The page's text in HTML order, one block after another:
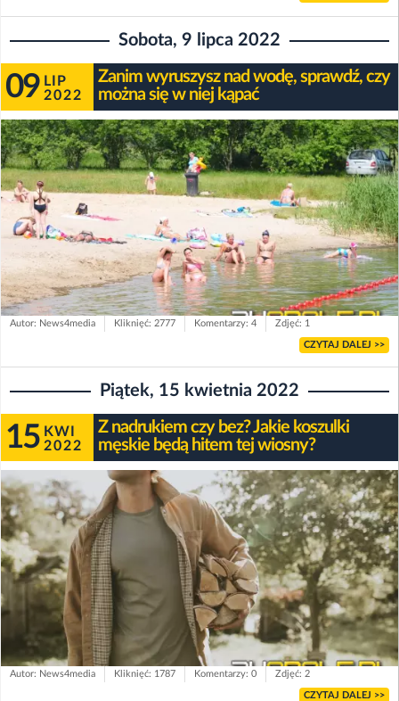
Sobota, 9 lipca 2022
09 LIP
2022
Zanim wyruszysz nad wodę, sprawdź, czy
można się w niej kąpać
Autor: News4media Kliknięć: 2777 Komentarzy: 4 Zdjęć: 1
CZYTAJ DALEJ >>
Piątek, 15 kwietnia 2022
15 KWI
2022
Z nadrukiem czy bez? Jakie koszulki
męskie będą hitem tej wiosny?
Autor: News4media Kliknięć: 1787 Komentarzy: 0 Zdjęć: 2
CZYTAJ DALEJ >>